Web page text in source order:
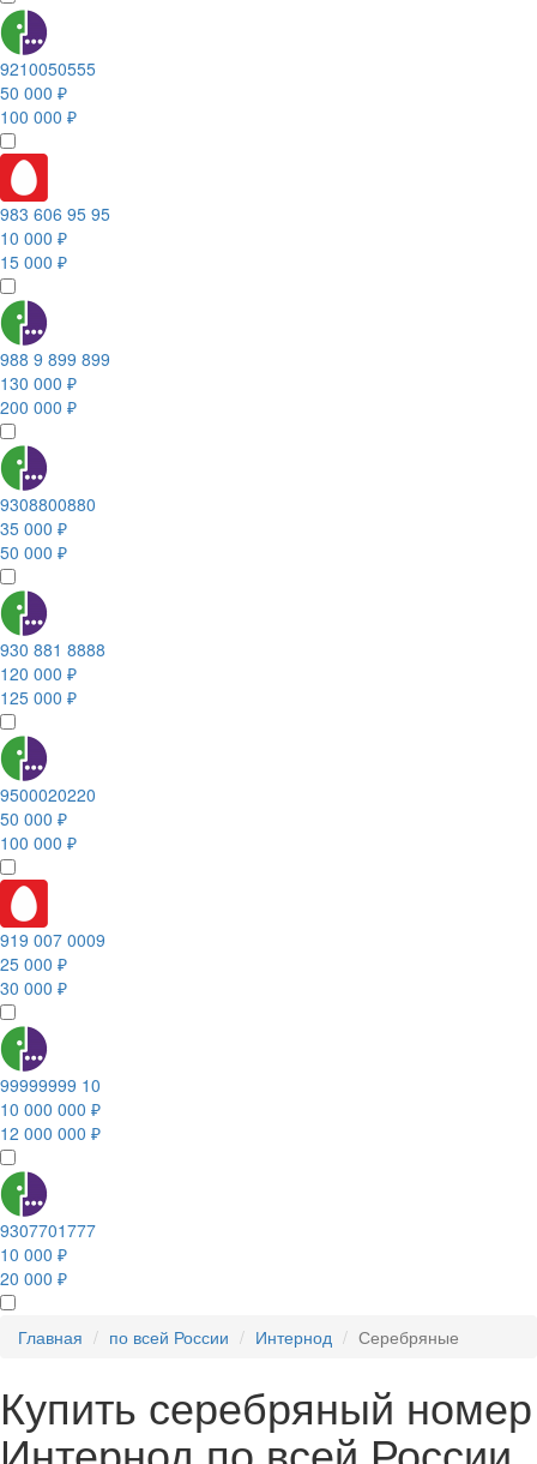
9210050555
50 000 ₽
100 000 ₽
983 606 95 95
10 000 ₽
15 000 ₽
988 9 899 899
130 000 ₽
200 000 ₽
9308800880
35 000 ₽
50 000 ₽
930 881 8888
120 000 ₽
125 000 ₽
9500020220
50 000 ₽
100 000 ₽
919 007 0009
25 000 ₽
30 000 ₽
99999999 10
10 000 000 ₽
12 000 000 ₽
9307701777
10 000 ₽
20 000 ₽
Главная по всей России Интернод Серебряные
Купить серебряный номер